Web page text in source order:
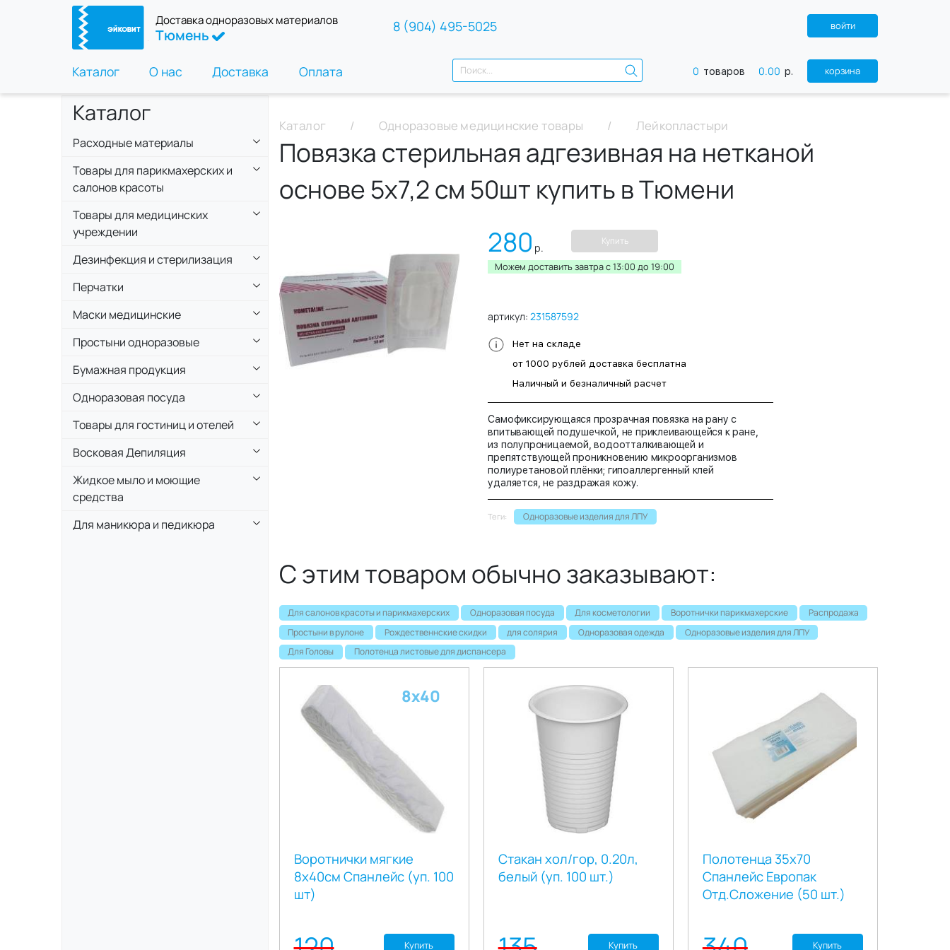
Доставка одноразовых материалов
Тюмень
войти
Каталог О нас Доставка Оплата
8 (904) 495-5025
0 товаров 0.00 р. корзина
Каталог
Расходные материалы
Товары для парикмахерских и
салонов красоты
Товары для медицинских
учреждении
Дезинфекция и стерилизация
Перчатки
Маски медицинские
Простыни одноразовые
Бумажная продукция
Одноразовая посуда
Товары для гостиниц и отелей
Восковая Депиляция
Жидкое мыло и моющие
средства
Для маникюра и педикюра
Каталог Одноразовые медицинские товары Лейкопластыри
Повязка стерильная адгезивная на нетканой
основе 5х7,2 см 50шт купить в Тюмени
Теги: Одноразовые изделия для ЛПУ
артикул:231587592
Нет на складе
от 1000 рублей доставка бесплатна
Наличный и безналичный расчет
Самофиксирующаяся прозрачная повязка на рану с
впитывающей подушечкой, не приклеивающейся к ране,
из полупроницаемой, водоотталкивающей и
препятствующей проникновению микроорганизмов
полиуретановой плёнки; гипоаллергенный клей
удаляется, не раздражая кожу.
280 р.
Купить
Можем доставить завтра c 13:00 до 19:00
С этим товаром обычно заказывают:
Для салонов красоты и парикмахерских Одноразовая посуда Для косметологии Воротнички парикмахерские
Распродажа
Простыни в рулоне
Рождественнские скидки для солярия Одноразовая одежда
Одноразовые изделия для ЛПУ
Для Головы
Полотенца листовые для диспансера
8х40
Воротнички мягкие
8х40см Спанлейс (уп. 100
шт)
Купить
Стакан хол/гор, 0.20л,
белый (уп. 100 шт.)
Купить
Полотенца 35х70
Спанлейс Европак
Отд.Сложение (50 шт.)
Купить